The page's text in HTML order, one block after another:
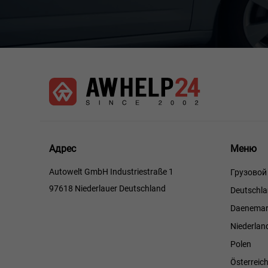
Адрес
Autowelt GmbH Industriestraße 1
97618 Niederlauer Deutschland
Меню
Меню
Polen
Österreich